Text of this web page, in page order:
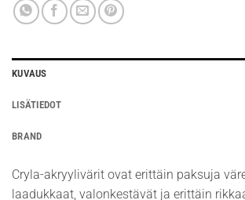
KUVAUS
LISÄTIEDOT
BRAND
Cryla-akryylivärit ovat erittäin paksuja
laadukkaat, valonkestävät ja erittäin